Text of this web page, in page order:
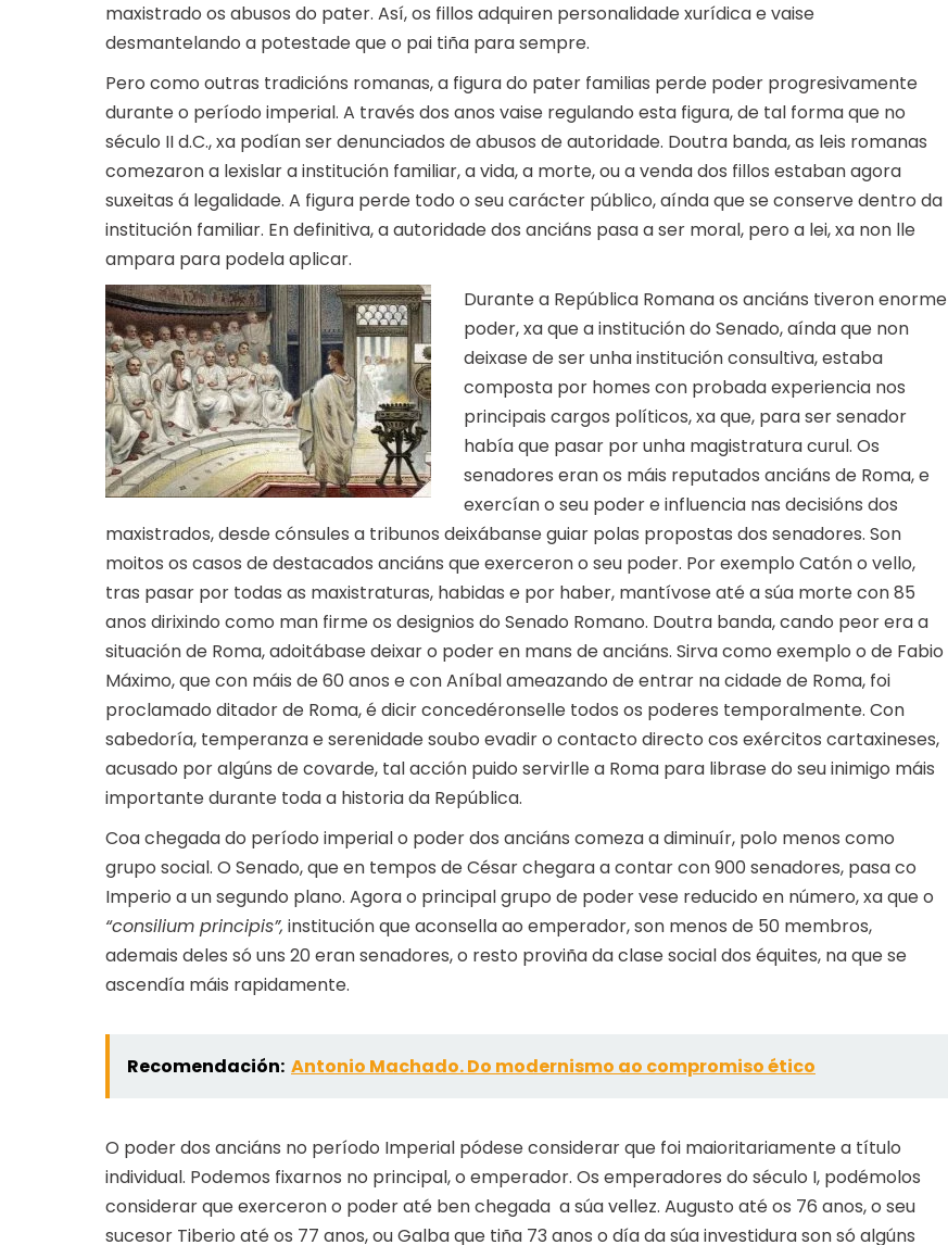
maxistrado os abusos do pater. Así, os fillos adquiren personalidade xurídica e vaise
desmantelando a potestade que o pai tiña para sempre.
Pero como outras tradicións romanas, a figura do pater familias perde poder progresivamente
durante o período imperial. A través dos anos vaise regulando esta figura, de tal forma que no
século II d.C., xa podían ser denunciados de abusos de autoridade. Doutra banda, as leis romanas
comezaron a lexislar a institución familiar, a vida, a morte, ou a venda dos fillos estaban agora
suxeitas á legalidade. A figura perde todo o seu carácter público, aínda que se conserve dentro da
institución familiar. En definitiva, a autoridade dos anciáns pasa a ser moral, pero a lei, xa non lle
ampara para podela aplicar.
Durante a República Romana os anciáns tiveron enorme
poder, xa que a institución do Senado, aínda que non
deixase de ser unha institución consultiva, estaba
composta por homes con probada experiencia nos
principais cargos políticos, xa que, para ser senador
había que pasar por unha magistratura curul. Os
senadores eran os máis reputados anciáns de Roma, e
exercían o seu poder e influencia nas decisións dos
maxistrados, desde cónsules a tribunos deixábanse guiar polas propostas dos senadores. Son
moitos os casos de destacados anciáns que exerceron o seu poder. Por exemplo Catón o vello,
tras pasar por todas as maxistraturas, habidas e por haber, mantívose até a súa morte con 85
anos dirixindo como man firme os designios do Senado Romano. Doutra banda, cando peor era a
situación de Roma, adoitábase deixar o poder en mans de anciáns. Sirva como exemplo o de Fabio
Máximo, que con máis de 60 anos e con Aníbal ameazando de entrar na cidade de Roma, foi
proclamado ditador de Roma, é dicir concedéronselle todos os poderes temporalmente. Con
sabedoría, temperanza e serenidade soubo evadir o contacto directo cos exércitos cartaxineses,
acusado por algúns de covarde, tal acción puido servirlle a Roma para librase do seu inimigo máis
importante durante toda a historia da República.
Coa chegada do período imperial o poder dos anciáns comeza a diminuír, polo menos como
grupo social. O Senado, que en tempos de César chegara a contar con 900 senadores, pasa co
Imperio a un segundo plano. Agora o principal grupo de poder vese reducido en número, xa que o
“consilium principis”, institución que aconsella ao emperador, son menos de 50 membros,
ademais deles só uns 20 eran senadores, o resto proviña da clase social dos équites, na que se
ascendía máis rapidamente.
Recomendación: Antonio Machado. Do modernismo ao compromiso ético
O poder dos anciáns no período Imperial pódese considerar que foi maioritariamente a título
individual. Podemos fixarnos no principal, o emperador. Os emperadores do século I, podémolos
considerar que exerceron o poder até ben chegada a súa vellez. Augusto até os 76 anos, o seu
sucesor Tiberio até os 77 anos, ou Galba que tiña 73 anos o día da súa investidura son só algúns